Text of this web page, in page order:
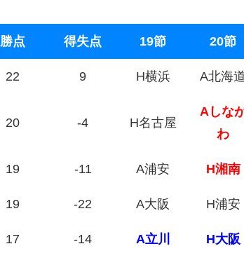
勝点 得失点 19節 20節
22 9 H横浜 A北海
20 -4 H名古屋
Aしな
わ
19 -11 A浦安 H湘南
19 -22 A大阪 H浦安
17 -14 A立川 H大阪